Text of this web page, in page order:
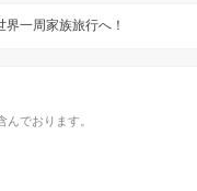
一周家族旅行へ！
でおります。